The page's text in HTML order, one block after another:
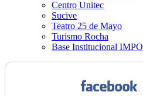
Centro Unitec
Sucive
Teatro 25 de Mayo
Turismo Rocha
Base Institucional IMPO